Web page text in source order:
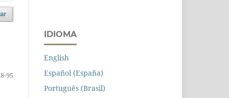
95
IDIOMA
English
Español (España)
Português (Brasil)